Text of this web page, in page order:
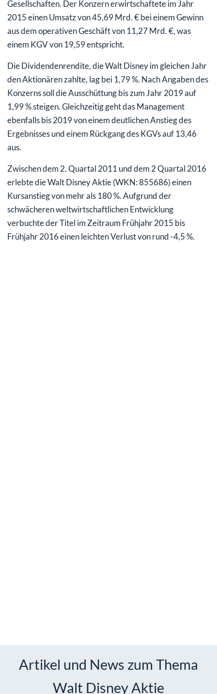
Gesellschaften. Der Konzern erwirtschaftete im Jahr
2015 einen Umsatz von 45,69 Mrd. € bei einem Gewinn
aus dem operativen Geschäft von 11,27 Mrd. €, was
einem KGV von 19,59 entspricht.
Die Dividendenrendite, die Walt Disney im gleichen Jahr
den Aktionären zahlte, lag bei 1,79 %. Nach Angaben des
Konzerns soll die Ausschüttung bis zum Jahr 2019 auf
1,99 % steigen. Gleichzeitig geht das Management
ebenfalls bis 2019 von einem deutlichen Anstieg des
Ergebnisses und einem Rückgang des KGVs auf 13,46
aus.
Zwischen dem 2. Quartal 2011 und dem 2 Quartal 2016
erlebte die Walt Disney Aktie (WKN: 855686) einen
Kursanstieg von mehr als 180 %. Aufgrund der
schwächeren weltwirtschaftlichen Entwicklung
verbuchte der Titel im Zeitraum Frühjahr 2015 bis
Frühjahr 2016 einen leichten Verlust von rund -4,5 %.
Artikel und News zum Thema
Walt Disney Aktie